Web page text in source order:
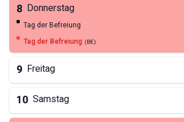
8 Donnerstag
Tag der Befreiung
Tag der Befreiung (BE)
9 Freitag
10 Samstag